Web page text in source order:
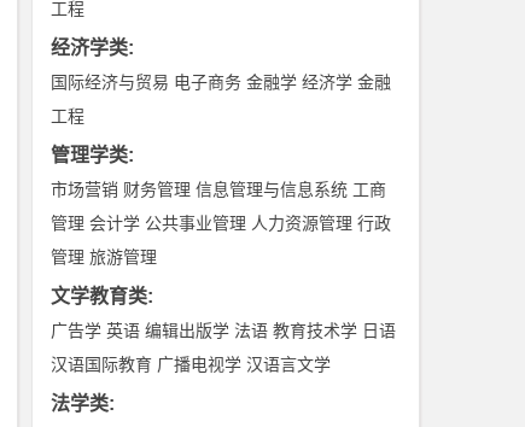
工程
经济学类:
国际经济与贸易 电子商务 金融学 经济学 金融
工程
管理学类:
市场营销 财务管理 信息管理与信息系统 工商
管理 会计学 公共事业管理 人力资源管理 行政
管理 旅游管理
文学教育类:
广告学 英语 编辑出版学 法语 教育技术学 日语
汉语国际教育 广播电视学 汉语言文学
法学类: